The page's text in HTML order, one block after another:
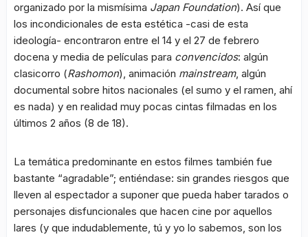
organizado por la mismísima Japan Foundation). Así que
los incondicionales de esta estética -casi de esta
ideología- encontraron entre el 14 y el 27 de febrero
docena y media de películas para convencidos: algún
clasicorro (Rashomon), animación mainstream, algún
documental sobre hitos nacionales (el sumo y el ramen, ahí
es nada) y en realidad muy pocas cintas filmadas en los
últimos 2 años (8 de 18).
La temática predominante en estos filmes también fue
bastante “agradable”; entiéndase: sin grandes riesgos que
lleven al espectador a suponer que pueda haber tarados o
personajes disfuncionales que hacen cine por aquellos
lares (y que indudablemente, tú y yo lo sabemos, son los